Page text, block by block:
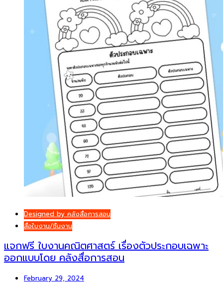
Designed by คลังสื่อการสอน
สื่อใบงาน/ชิ้นงาน
แจกฟรี ใบงานคณิตศาสตร์ เรื่องตัวประกอบเฉพาะ
ออกแบบโดย คลังสื่อการสอน
February 29, 2024